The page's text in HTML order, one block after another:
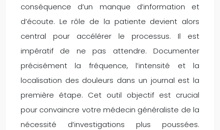
conséquence d’un manque d’information et
d’écoute. Le rôle de la patiente devient alors
central pour accélérer le processus. Il est
impératif de ne pas attendre. Documenter
précisément la fréquence, l’intensité et la
localisation des douleurs dans un journal est la
première étape. Cet outil objectif est crucial
pour convaincre votre médecin généraliste de la
nécessité d’investigations plus poussées.